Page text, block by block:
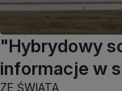
"Hybrydowy
informacje w
ZE ŚWIATA